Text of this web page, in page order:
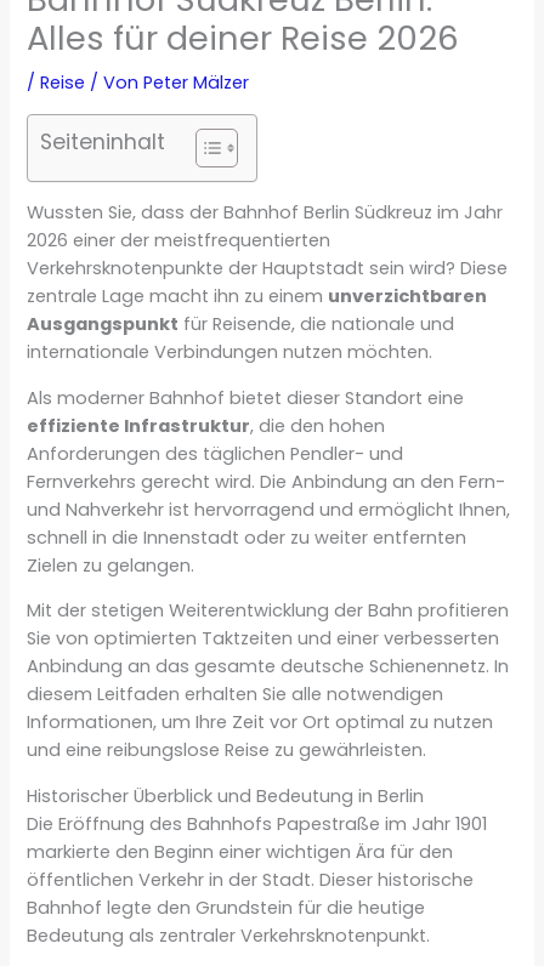
Alles für deiner Reise 2026
/Reise / VonPeter Mälzer
Seiteninhalt
Wussten Sie, dass der Bahnhof Berlin Südkreuz im Jahr
2026 einer der meistfrequentierten
Verkehrsknotenpunkte der Hauptstadt sein wird? Diese
zentrale Lage macht ihn zu einem unverzichtbaren
Ausgangspunkt für Reisende, die nationale und
internationale Verbindungen nutzen möchten.
Als moderner Bahnhof bietet dieser Standort eine
effiziente Infrastruktur, die den hohen
Anforderungen des täglichen Pendler- und
Fernverkehrs gerecht wird. Die Anbindung an den Fern-
und Nahverkehr ist hervorragend und ermöglicht Ihnen,
schnell in die Innenstadt oder zu weiter entfernten
Zielen zu gelangen.
Mit der stetigen Weiterentwicklung der Bahn profitieren
Sie von optimierten Taktzeiten und einer verbesserten
Anbindung an das gesamte deutsche Schienennetz. In
diesem Leitfaden erhalten Sie alle notwendigen
Informationen, um Ihre Zeit vor Ort optimal zu nutzen
und eine reibungslose Reise zu gewährleisten.
Historischer Überblick und Bedeutung in Berlin
Die Eröffnung des Bahnhofs Papestraße im Jahr 1901
markierte den Beginn einer wichtigen Ära für den
öffentlichen Verkehr in der Stadt. Dieser historische
Bahnhof legte den Grundstein für die heutige
Bedeutung als zentraler Verkehrsknotenpunkt.